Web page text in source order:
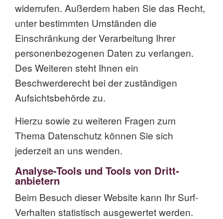
widerrufen. Außerdem haben Sie das Recht,
unter bestimmten Umständen die
Einschränkung der Verarbeitung Ihrer
personenbezogenen Daten zu verlangen.
Des Weiteren steht Ihnen ein
Beschwerderecht bei der zuständigen
Aufsichtsbehörde zu.
Hierzu sowie zu weiteren Fragen zum
Thema Datenschutz können Sie sich
jederzeit an uns wenden.
Analyse-Tools und Tools von Dritt­
anbietern
Beim Besuch dieser Website kann Ihr Surf-
Verhalten statistisch ausgewertet werden.